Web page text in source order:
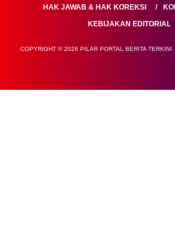
HAK JAWAB & HAK KOREKSI
KEBIJAKAN EDITORIAL
COPYRIGHT © 2026 PILAR PORTAL BERITA TERKINI